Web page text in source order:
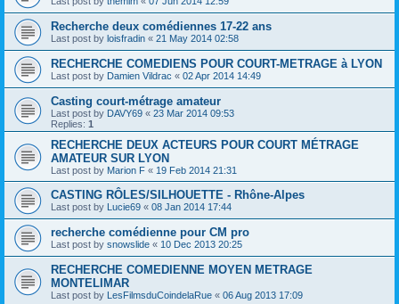
Recherche deux comédiennes 17-22 ans
Last post by loisfradin « 21 May 2014 02:58
RECHERCHE COMEDIENS POUR COURT-METRAGE à LYON
Last post by Damien Vildrac « 02 Apr 2014 14:49
Casting court-métrage amateur
Last post by DAVY69 « 23 Mar 2014 09:53
Replies: 1
RECHERCHE DEUX ACTEURS POUR COURT MÉTRAGE
AMATEUR SUR LYON
Last post by Marion F « 19 Feb 2014 21:31
CASTING RÔLES/SILHOUETTE - Rhône-Alpes
Last post by Lucie69 « 08 Jan 2014 17:44
recherche comédienne pour CM pro
Last post by snowslide « 10 Dec 2013 20:25
RECHERCHE COMEDIENNE MOYEN METRAGE
MONTELIMAR
Last post by LesFilmsduCoindelaRue « 06 Aug 2013 17:09